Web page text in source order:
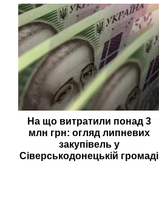
На що витратили понад 3
млн грн: огляд липневих
закупівель у
Сіверськодонецькій громаді